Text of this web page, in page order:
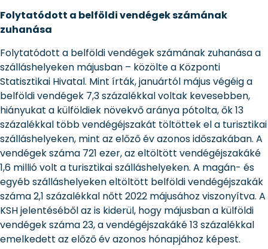
Folytatódott a belföldi vendégek számának
zuhanása
Folytatódott a belföldi vendégek számának zuhanása a
szálláshelyeken májusban – közölte a Központi
Statisztikai Hivatal. Mint írták, januártól május végéig a
belföldi vendégek 7,3 százalékkal voltak kevesebben,
hiányukat a külföldiek növekvő aránya pótolta, ők 13
százalékkal több vendégéjszakát töltöttek el a turisztikai
szálláshelyeken, mint az előző év azonos időszakában. A
vendégek száma 721 ezer, az eltöltött vendégéjszakáké
1,6 millió volt a turisztikai szálláshelyeken. A magán- és
egyéb szálláshelyeken eltöltött belföldi vendégéjszakák
száma 2,1 százalékkal nőtt 2022 májusához viszonyítva. A
KSH jelentéséből az is kiderül, hogy májusban a külföldi
vendégek száma 23, a vendégéjszakáké 13 százalékkal
emelkedett az előző év azonos hónapjához képest.